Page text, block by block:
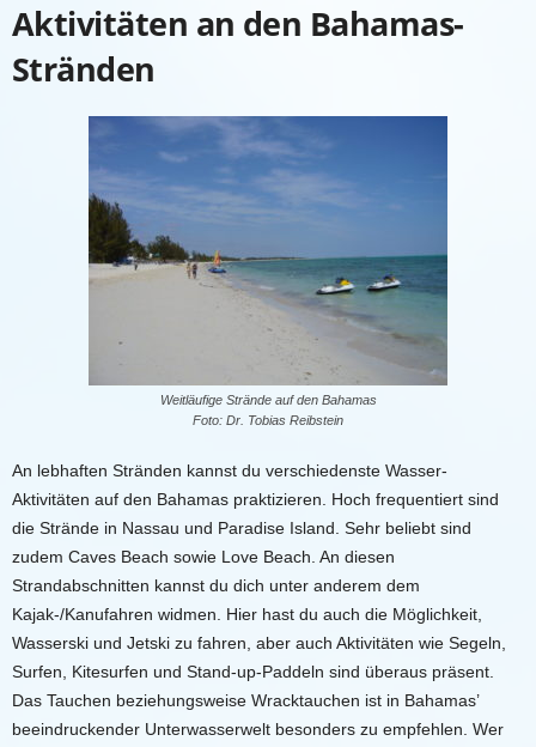
Aktivitäten an den Bahamas-
Stränden
Weitläufige Strände auf den Bahamas
Foto: Dr. Tobias Reibstein
An lebhaften Stränden kannst du verschiedenste Wasser-
Aktivitäten auf den Bahamas praktizieren. Hoch frequentiert sind
die Strände in Nassau und Paradise Island. Sehr beliebt sind
zudem Caves Beach sowie Love Beach. An diesen
Strandabschnitten kannst du dich unter anderem dem
Kajak-/Kanufahren widmen. Hier hast du auch die Möglichkeit,
Wasserski und Jetski zu fahren, aber auch Aktivitäten wie Segeln,
Surfen, Kitesurfen und Stand-up-Paddeln sind überaus präsent.
Das Tauchen beziehungsweise Wracktauchen ist in Bahamas’
beeindruckender Unterwasserwelt besonders zu empfehlen. Wer